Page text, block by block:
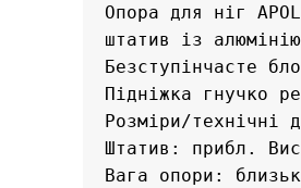
Опора для ніг
штатив із
Безступінчасте
Підніжка гнучко
Розміри/технічні
Штатив: прибл.
Вага опори: